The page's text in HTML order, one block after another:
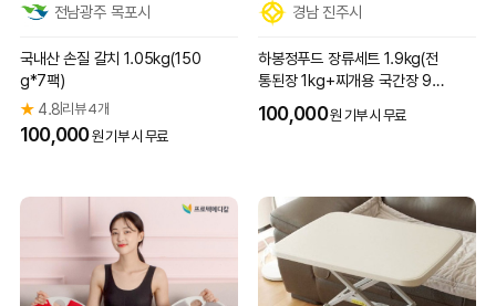
전남광주 목포시
국내산 손질 갈치 1.05kg(150
g*7팩)
★4.8 리뷰 4개
100,000원 기부 시 무료
경남 진주시
하봉정푸드 장류세트 1.9kg(전
통된장 1kg+찌개용 국간장 90
0ml)
100,000원 기부 시 무료